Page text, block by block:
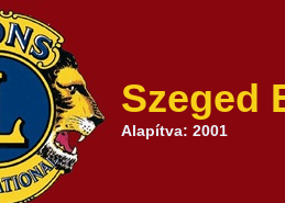
Szeged
Alapítva: 2001